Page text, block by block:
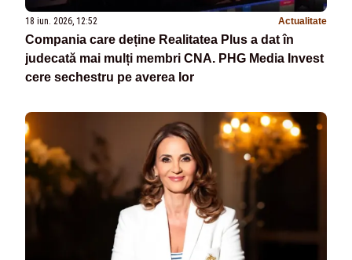
18 iun. 2026, 12:52 Actualitate
Compania care deține Realitatea Plus a dat în
judecată mai mulți membri CNA. PHG Media Invest
cere sechestru pe averea lor